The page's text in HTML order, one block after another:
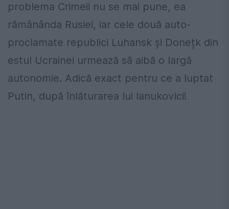
problema Crimeii nu se mai pune, ea
rămânânda Rusiei, iar cele două auto-
proclamate republici Luhansk și Donețk din
estul Ucrainei urmează să aibă o largă
autonomie. Adică exact pentru ce a luptat
Putin, după înlăturarea lui Ianukovici!